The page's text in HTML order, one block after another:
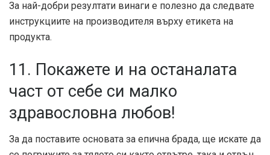
За най-добри резултати винаги е полезно да следвате
инструкциите на производителя върху етикета на
продукта.
11. Покажете и на останалата
част от себе си малко
здравословна любов!
За да поставите основата за епична брада, ще искате да